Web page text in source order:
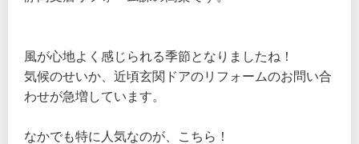
風が心地よく感じられる季節となりましたね！
気候のせいか、近頃玄関ドアのリフォームのお問い合
わせが急増しています。
なかでも特に人気なのが、こちら！